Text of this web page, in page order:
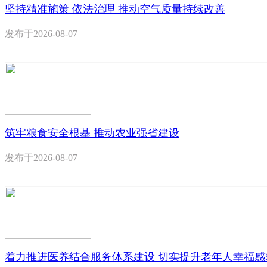
坚持精准施策 依法治理 推动空气质量持续改善
发布于2026-08-07
筑牢粮食安全根基 推动农业强省建设
发布于2026-08-07
着力推进医养结合服务体系建设 切实提升老年人幸福